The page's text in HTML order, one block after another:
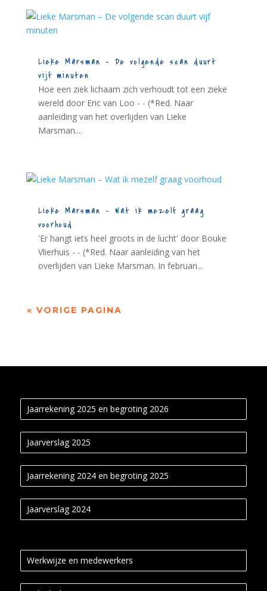
Lieke Marsman – De volgende scan duurt
vijf minuten
Hoe een ziek lichaam zich verhoudt tot een zieke
wereld door Eric van Loo - - (*Red. Naar
aanleiding van het overlijden van Lieke
Marsman....
Lieke Marsman – Wat ik mezelf graag
voorhoud
'Er hangt iets heel groots in de lucht' door Bouke
Vlierhuis - - (*Red. Naar aanleiding van het
overlijden van Lieke Marsman. In februari...
« VORIGE PAGINA
Jaarrekening 2025 en begroting 2026
Jaarverslag 2025
Jaarrekening 2024 en begroting 2025
Jaarverslag 2024
Werkwijze en medewerkers